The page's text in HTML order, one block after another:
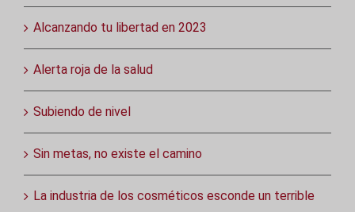
Alcanzando tu libertad en 2023
Alerta roja de la salud
Subiendo de nivel
Sin metas, no existe el camino
La industria de los cosméticos esconde un terrible